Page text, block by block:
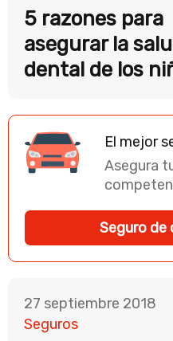
5 razones para
asegurar la
dental de los
El mejor
Asegura
Seguro de
27 septiembre 2018
Seguros